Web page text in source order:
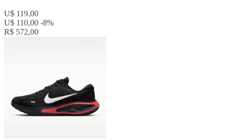
U$ 119,00
U$ 110,00 -8%
R$ 572,00